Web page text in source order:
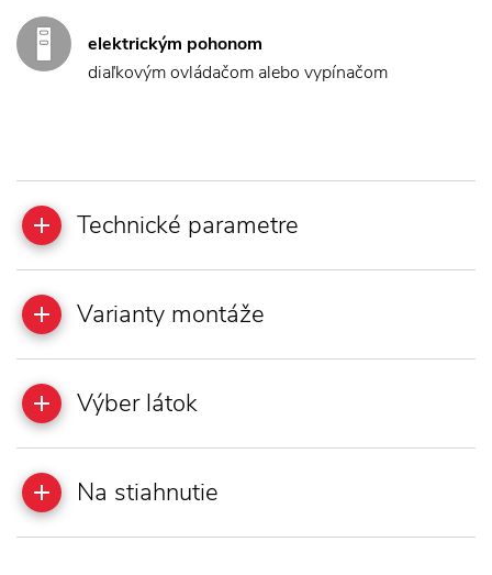
elektrickým pohonom
diaľkovým ovládačom alebo vypínačom
Technické parametre
Varianty montáže
Výber látok
Na stiahnutie